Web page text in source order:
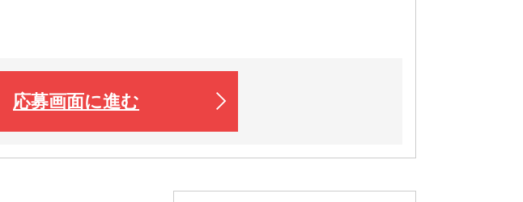
応募画面に進む